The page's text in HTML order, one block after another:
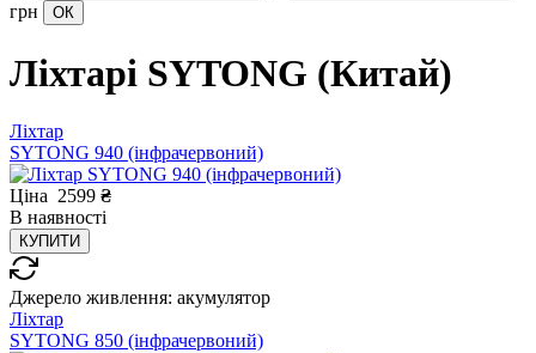
грн
Ліхтарі SYTONG (Китай)
Ліхтар
SYTONG 940 (інфрачервоний)
Ціна 2599 ₴
В наявності
КУПИТИ
Джерело живлення: акумулятор
Ліхтар
SYTONG 850 (інфрачервоний)